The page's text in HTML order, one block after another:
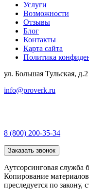
Услуги
Возможности
Отзывы
Блог
Контакты
Карта сайта
Политика
ул. Большая Тульская, д.2
info@proverk.ru
8 (800) 200-35-34
Заказать звонок
Аутсорсинговая служба
Копирование материалов
преследуется по